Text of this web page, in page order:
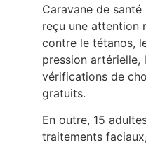
Caravane de
reçu une attention
contre le tétanos,
pression
vérifications de
gratuits.
En outre, 15
traitements